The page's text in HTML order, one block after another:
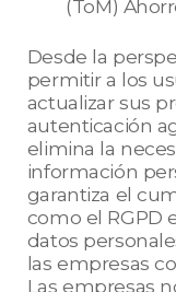
(ToM)
Desde la
permitir a los
actualizar sus
autenticación
elimina la
información
garantiza el
como el RGPD
datos
las empresas
Las empresas